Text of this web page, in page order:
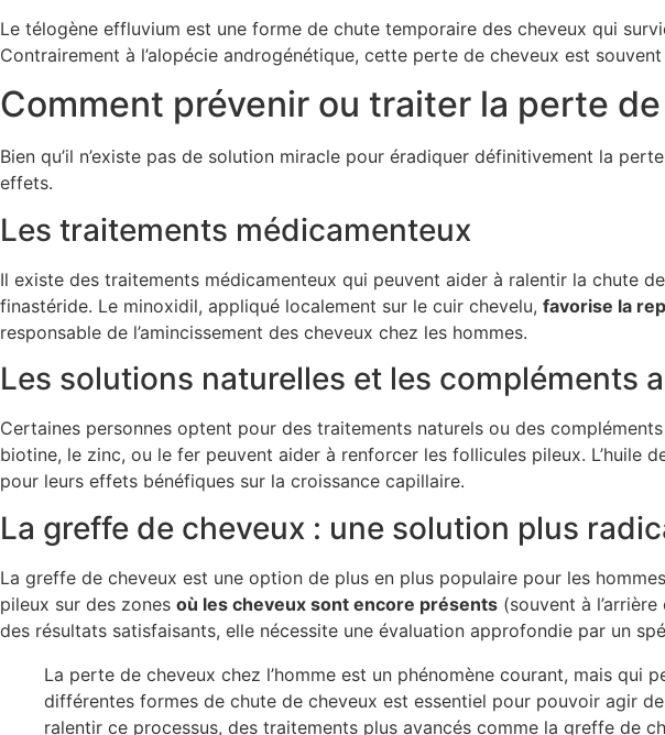
Le télogène effluvium est une forme de chute temporaire des cheveux qui
Contrairement à l’alopécie androgénétique, cette perte de cheveux est
Comment prévenir ou traiter la perte
Bien qu’il n’existe pas de solution miracle pour éradiquer définitivement la
effets.
Les traitements médicamenteux
Il existe des traitements médicamenteux qui peuvent aider à ralentir la chute
finastéride. Le minoxidil, appliqué localement sur le cuir chevelu, favorise la
responsable de l’amincissement des cheveux chez les hommes.
Les solutions naturelles et les compléments
Certaines personnes optent pour des traitements naturels ou des
biotine, le zinc, ou le fer peuvent aider à renforcer les follicules pileux. L’huile
pour leurs effets bénéfiques sur la croissance capillaire.
La greffe de cheveux : une solution plus
La greffe de cheveux est une option de plus en plus populaire pour les
pileux sur des zones où les cheveux sont encore présents (souvent à
des résultats satisfaisants, elle nécessite une évaluation approfondie par un
La perte de cheveux chez l’homme est un phénomène courant, mais qui
différentes formes de chute de cheveux est essentiel pour pouvoir agir
ralentir ce processus, des traitements plus avancés comme la greffe de